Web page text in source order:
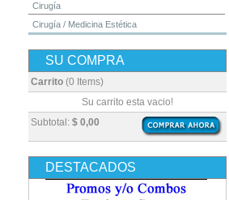
Cirugía
Cirugía / Medicina Estética
Dermatología
Diagnóstico por Imagen / Radiología
Embriología
Enfermería
Epidemiología
Farmacia / Farmacología
SU COMPRA
Carrito (0 Items)
Subtotal: $ 0,00
Su carrito esta vacio!
DESTACADOS